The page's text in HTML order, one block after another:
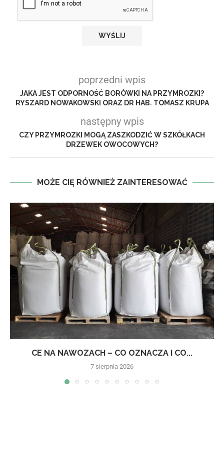
poprzedni wpis
JAKA JEST ODPORNOŚĆ BORÓWKI NA PRZYMROZKI?
RYSZARD NOWAKOWSKI ORAZ DR HAB. TOMASZ KRUPA
następny wpis
CZY PRZYMROZKI MOGĄ ZASZKODZIĆ W SZKÓŁKACH
DRZEWEK OWOCOWYCH?
MOŻE CIĘ RÓWNIEŻ ZAINTERESOWAĆ
CE NA NAWOZACH – CO OZNACZA I CO...
7 sierpnia 2026